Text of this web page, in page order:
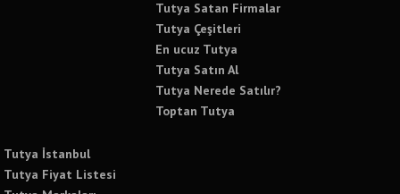
Tutya Satan Firmalar
Tutya Çeşitleri
En ucuz Tutya
Tutya Satın Al
Tutya Nerede Satılır?
Toptan Tutya
Tutya İstanbul
Tutya Fiyat Listesi